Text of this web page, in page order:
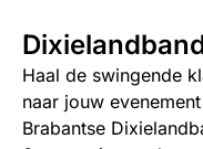
Haal de swingende
naar jouw
Brabantse